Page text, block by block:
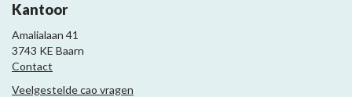
Kantoor
Amalialaan 41
3743 KE Baarn
Contact
Veelgestelde cao vragen